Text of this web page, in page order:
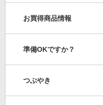
お買得商品情報
準備OKですか？
つぶやき